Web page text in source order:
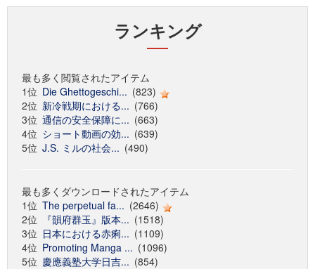
ランキング
最も多く閲覧されたアイテム
1位 Die Ghettogeschi... (823)
2位 新冷戦期における... (766)
3位 通信の安全保障に... (663)
4位 ショート動画の効... (639)
5位 J.S. ミルの社会... (490)
最も多くダウンロードされたアイテム
1位 The perpetual fa... (2646)
2位
『韻府群玉』版本... (1518)
3位 日本における赤痢... (1109)
4位 Promoting Manga ... (1096)
5位 慶應義塾大学日吉... (854)